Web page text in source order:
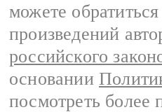
можете
произведений
российского
основании
посмотреть